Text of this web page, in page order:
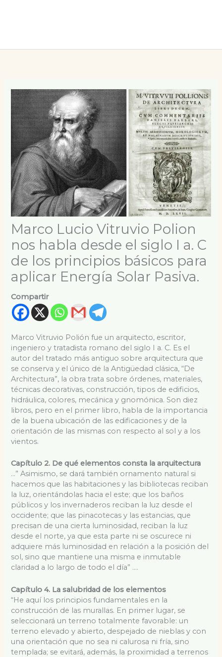
Marco Lucio Vitruvio Polion
nos habla desde el siglo I a. C
de los principios básicos para
aplicar Energía Solar Pasiva.
Compartir
Marco Vitruvio Polión fue un arquitecto, escritor,
ingeniero y tratadista romano del siglo I a. C. Es el
autor del tratado más antiguo sobre arquitectura que
se conserva y el único de la Antigüedad clásica, “De
Architectura”, la obra trata sobre órdenes, materiales,
técnicas decorativas, construcción, tipos de edificios,
hidráulica, colores, mecánica y gnomónica. Son diez
libros, pero en el primer libro, habla de la importancia
de la buena ubicación de las edificaciones y de la
orientación de las mismas con respecto al sol y a los
vientos.
Capítulo 2. De qué elementos consta la arquitectura
…” Asimismo, se dará también ornamento natural si
hacemos que las habitaciones y las bibliotecas reciban
la luz, orientándolas hacia el este; que los baños
públicos y los invernaderos reciban la luz desde el
occidente; que las pinacotecas y las estancias, que
precisan de una cierta luminosidad, reciban la luz
desde el norte, ya que esta parte ni se oscurece ni
adquiere más luminosidad en relación a la posición del
sol, sino que mantiene una misma e inmutable
claridad a lo largo de todo el día” ….
Capítulo 4. La salubridad de los elementos
“He aquí los principios fundamentales en la
construcción de las murallas. En primer lugar, se
seleccionará un terreno totalmente favorable: un
terreno elevado y abierto, despejado de nieblas y con
una orientación que no sea ni calurosa ni fría, sino
templada; se evitará, además, la proximidad a terrenos